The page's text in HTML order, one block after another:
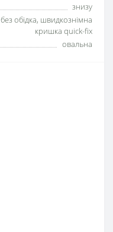
знизу
без обідка, швидкознімна
кришка quick-fix
овальна